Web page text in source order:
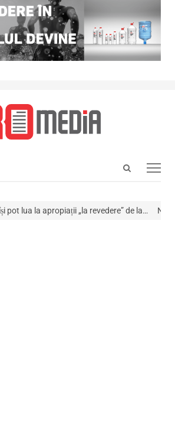
Open
„la revedere” de la… NEWS ALERT!